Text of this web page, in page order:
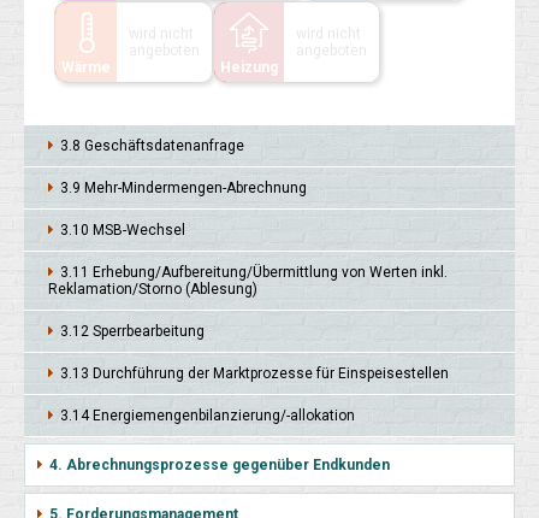
Wärme
Heizung
3.8 Geschäfts­daten­anfrage
3.9 Mehr-Minder­mengen-Abrechnung
3.10 MSB-Wech­sel
3.11 Erhe­bung/Auf­berei­tung/Über­mitt­lung von Wer­ten inkl.
Rekla­mation/Storno (Ablesung)
3.12 Sperr­bearbei­tung
3.13 Durch­führung der Markt­prozesse für Ein­speise­stellen
3.14 Energie­mengen­bilanzie­rung/-allo­kation
4. Abrechnungsprozesse gegenüber Endkunden
5. Forderungsmanagement